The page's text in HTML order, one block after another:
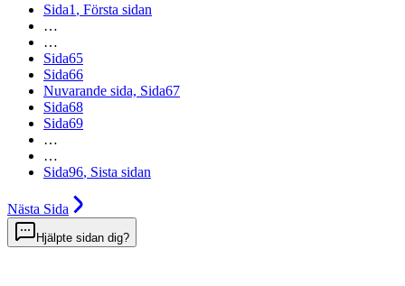
Sida1 , Första sidan
…
…
Sida65
Sida66
Nuvarande sida, Sida67
Sida68
Sida69
…
…
Sida96, Sista sidan
Nästa Sida
Hjälpte sidan dig?